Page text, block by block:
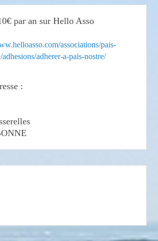
par an sur Hello Asso
associations/pais-
adhesions/adherer-a-pais-nostre/
: